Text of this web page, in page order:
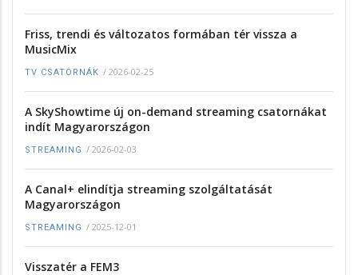
Friss, trendi és változatos formában tér vissza a
MusicMix
TV CSATORNÁK / 2026-02-25
A SkyShowtime új on-demand streaming csatornákat
indít Magyarországon
STREAMING / 2026-02-03
A Canal+ elindítja streaming szolgáltatását
Magyarországon
STREAMING / 2025-12-01
Visszatér a FEM3